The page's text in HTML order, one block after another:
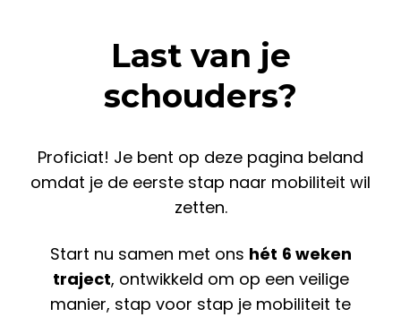
Last van je
schouders?
Proficiat! Je bent op deze pagina beland
omdat je de eerste stap naar mobiliteit wil
zetten.
Start nu samen met ons hét 6 weken
traject, ontwikkeld om op een veilige
manier, stap voor stap je mobiliteit te